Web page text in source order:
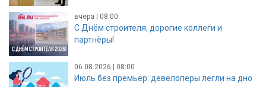
вчера | 08:00
С Днём строителя, дорогие коллеги и
партнёры!
06.08.2026 | 08:00
Июль без премьер: девелоперы легли на дно